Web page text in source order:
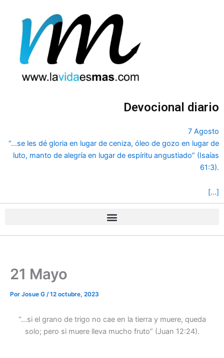
contenido
Devocional diario
7 Agosto
“...se les dé gloria en lugar de ceniza, óleo de gozo en lugar de
luto, manto de alegría en lugar de espíritu angustiado” (Isaías
61:3).
[…]
21 Mayo
Por Josue G /12 octubre, 2023
“…si el grano de trigo no cae en la tierra y muere, queda
solo; pero si muere lleva mucho fruto” (Juan 12:24).